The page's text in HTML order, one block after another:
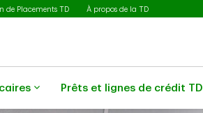
de Placements TD À propos de la TD
Prêts et lignes de crédit TD